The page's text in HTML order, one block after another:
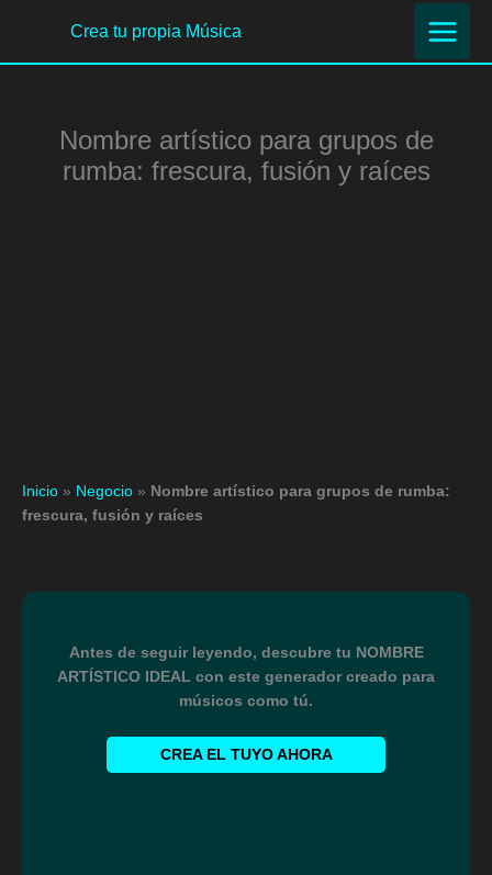
contenido
Crea tu propia Música
Nombre artístico para grupos de
rumba: frescura, fusión y raíces
Inicio » Negocio » Nombre artístico para grupos de rumba:
frescura, fusión y raíces
Antes de seguir leyendo, descubre tu NOMBRE
ARTÍSTICO IDEAL con este generador creado para
músicos como tú.
CREA EL TUYO AHORA